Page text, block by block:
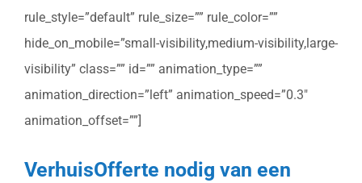
rule_style=”default” rule_size=”” rule_color=””
hide_on_mobile=”small-visibility,medium-visibility,large-
visibility” class=”” id=”” animation_type=””
animation_direction=”left” animation_speed=”0.3″
animation_offset=””]
VerhuisOfferte nodig van een